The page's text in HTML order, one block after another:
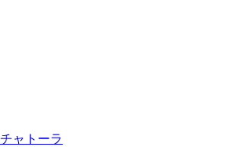
ャトーラ